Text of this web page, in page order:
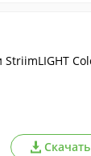
Скачать